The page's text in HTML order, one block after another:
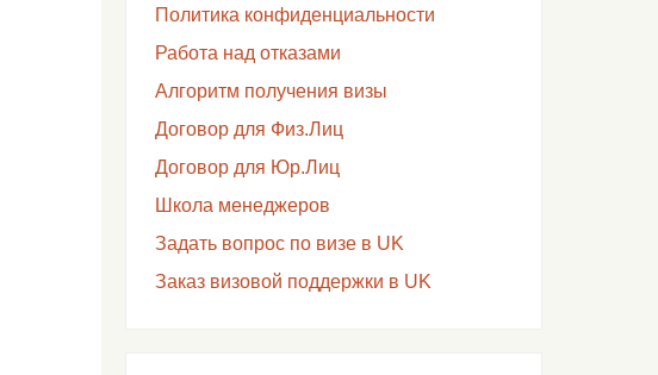
Политика конфиденциальности
Работа над отказами
Алгоритм получения визы
Договор для Физ.Лиц
Договор для Юр.Лиц
Школа менеджеров
Задать вопрос по визе в UK
Заказ визовой поддержки в UK